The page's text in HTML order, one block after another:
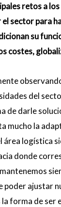
retos a los
sector para
su
costes,
del
de darle
mucho la
logística
donde
poder ajustar
forma de ser